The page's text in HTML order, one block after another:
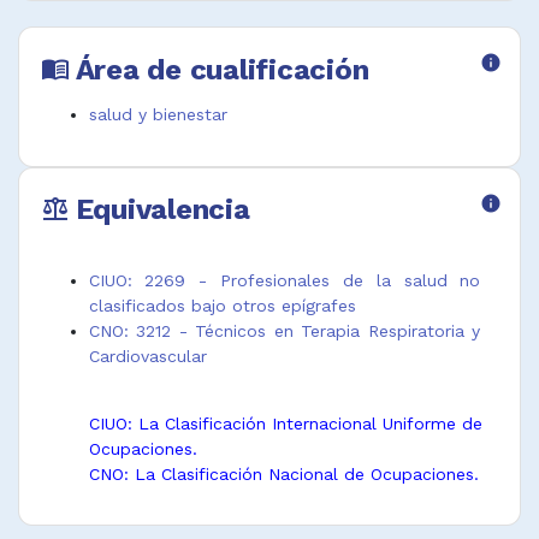
otras sustancias mediante aparatos y otros
cardiólogos y anestesiólogos.
menu_book Área de cualificación info
salud y bienestar
balance Equivalencia info
CIUO: 2269 - Profesionales de la salud no
clasificados bajo otros epígrafes
CNO: 3212 - Técnicos en Terapia Respiratoria y
Cardiovascular
CIUO: La Clasificación Internacional Uniforme de
Ocupaciones.
CNO: La Clasificación Nacional de Ocupaciones.